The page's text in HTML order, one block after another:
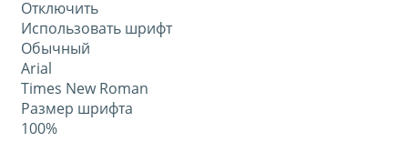
Отключить
Использовать шрифт
Обычный
Arial
Times New Roman
Размер шрифта
100%